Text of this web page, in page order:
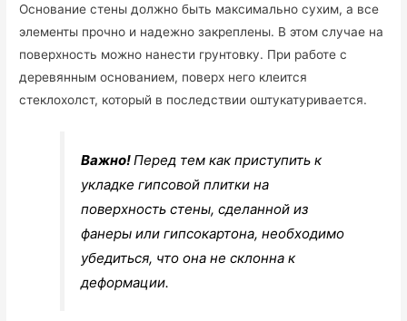
Основание стены должно быть максимально сухим, а все
элементы прочно и надежно закреплены. В этом случае на
поверхность можно нанести грунтовку. При работе с
деревянным основанием, поверх него клеится
стеклохолст, который в последствии оштукатуривается.
Важно!Перед тем как приступить к
укладке гипсовой плитки на
поверхность стены, сделанной из
фанеры или гипсокартона, необходимо
убедиться, что она не склонна к
деформации.